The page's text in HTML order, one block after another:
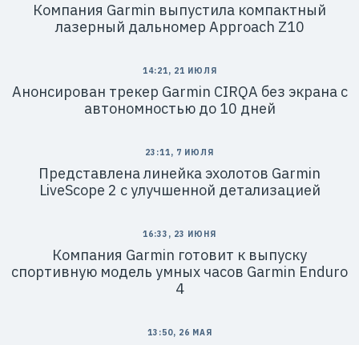
Компания Garmin выпустила компактный
лазерный дальномер Approach Z10
14:21, 21 ИЮЛЯ
Анонсирован трекер Garmin CIRQA без экрана с
автономностью до 10 дней
23:11, 7 ИЮЛЯ
Представлена линейка эхолотов Garmin
LiveScope 2 с улучшенной детализацией
16:33, 23 ИЮНЯ
Компания Garmin готовит к выпуску
спортивную модель умных часов Garmin Enduro
4
13:50, 26 МАЯ